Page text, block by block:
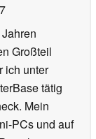
Großteil
ich unter
tätig
Mein
PCs und auf